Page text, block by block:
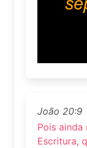
João 20:9
Pois
Escritura,